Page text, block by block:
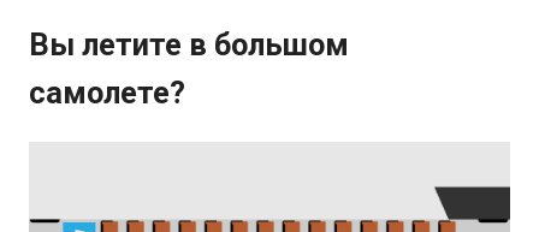
Вы летите в большом
самолете?